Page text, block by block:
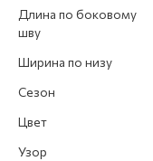
Длина по боковому
шву
Ширина по низу
Сезон
Цвет
Узор